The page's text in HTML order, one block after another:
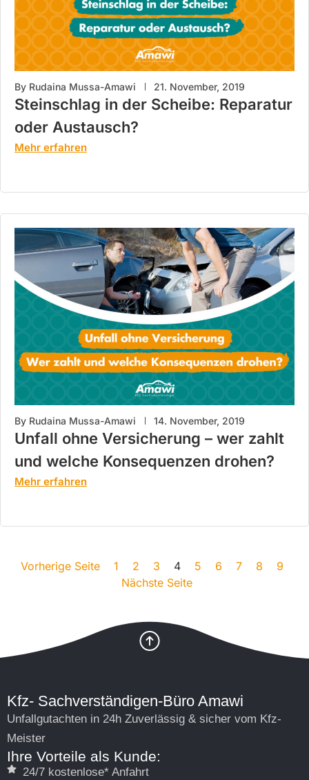
By Rudaina Mussa-Amawi 21. November, 2019
Steinschlag in der Scheibe: Reparatur
oder Austausch?
Mehr erfahren
By Rudaina Mussa-Amawi 14. November, 2019
Unfall ohne Versicherung – wer zahlt
und welche Konsequenzen drohen?
Mehr erfahren
Vorherige Seite 1 2 3 4 5 6 7 8
9
Nächste Seite
Kfz- Sachverständigen-Büro Amawi
Unfallgutachten in 24h Zuverlässig & sicher vom Kfz-
Meister
Ihre Vorteile als Kunde:
24/7 kostenlose* Anfahrt